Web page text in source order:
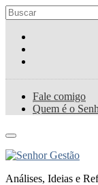
Fale comigo
Quem é o
Análises, Ideias e